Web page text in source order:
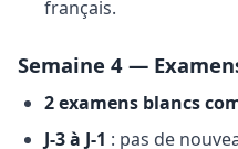
français.
Semaine 4 —
2 examens blancs
J-3 à J-1 : pas de